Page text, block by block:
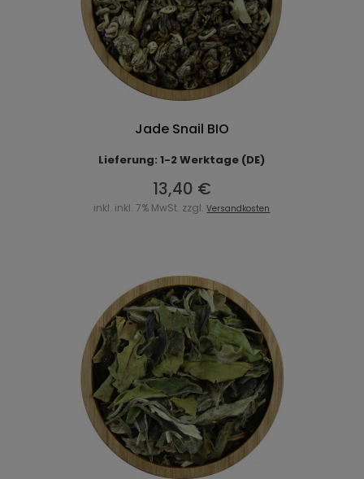
Jade Snail BIO
Lieferung: 1-2 Werktage (DE)
13,40 €
inkl. inkl. 7% MwSt. zzgl.Versandkosten